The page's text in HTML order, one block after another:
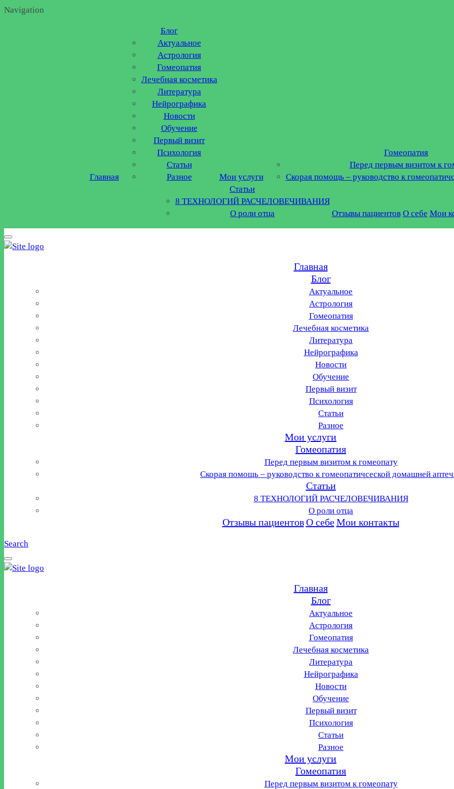
Navigation
Главная
Блог
Актуальное
Астрология
Гомеопатия
Лечебная косметика
Литература
Нейрографика
Новости
Обучение
Первый визит
Психология
Статьи
Разное
Мои услуги
Гомеопатия
Перед первым визитом к
Скорая помощь – руководство к
Статьи
8 ТЕХНОЛОГИЙ РАСЧЕЛОВЕЧИВАНИЯ
О роли отца
Отзывы пациентов О себе Мои
Главная
Блог
Актуальное
Астрология
Гомеопатия
Лечебная косметика
Литература
Нейрографика
Новости
Обучение
Первый визит
Психология
Статьи
Разное
Мои услуги
Гомеопатия
Перед первым визитом к гомеопату
Скорая помощь – руководство к гомеопатичсеской домашней
Статьи
8 ТЕХНОЛОГИЙ РАСЧЕЛОВЕЧИВАНИЯ
О роли отца
Отзывы пациентов О себе Мои контакты
Search
Главная
Блог
Актуальное
Астрология
Гомеопатия
Лечебная косметика
Литература
Нейрографика
Новости
Обучение
Первый визит
Психология
Статьи
Разное
Мои услуги
Гомеопатия
Перед первым визитом к гомеопату